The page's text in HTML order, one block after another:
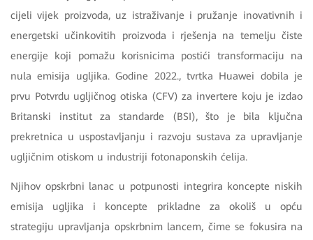
cijeli vijek proizvoda, uz istraživanje i pružanje inovativnih i
energetski učinkovitih proizvoda i rješenja na temelju čiste
energije koji pomažu korisnicima postići transformaciju na
nula emisija ugljika. Godine 2022., tvrtka Huawei dobila je
prvu Potvrdu ugljičnog otiska (CFV) za invertere koju je izdao
Britanski institut za standarde (BSI), što je bila ključna
prekretnica u uspostavljanju i razvoju sustava za upravljanje
ugljičnim otiskom u industriji fotonaponskih ćelija.
Njihov opskrbni lanac u potpunosti integrira koncepte niskih
emisija ugljika i koncepte prikladne za okoliš u opću
strategiju upravljanja opskrbnim lancem, čime se fokusira na